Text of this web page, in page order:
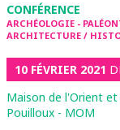
CONFÉRENCE
ARCHÉOLOGIE -
ARCHITECTURE /
10 FÉVRIER 2021
Maison de l'Orient
Pouilloux - MOM